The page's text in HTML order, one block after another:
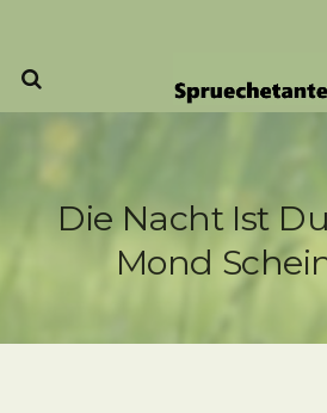
Die Nacht Ist
Mond